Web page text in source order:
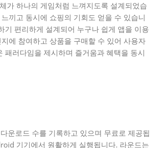
가 하나의 게임처럼 느껴지도록 설계되었습
끼고 동시에 쇼핑의 기회도 얻을 수 있습니
편리하게 설계되어 누구나 쉽게 앱을 이용
에 참여하고 상품을 구매할 수 있어 사용자
러다임을 제시하며 즐거움과 혜택을 동시
운로드 수를 기록하고 있으며 무료로 제공됩
기기에서 원활하게 실행됩니다. 라운드는